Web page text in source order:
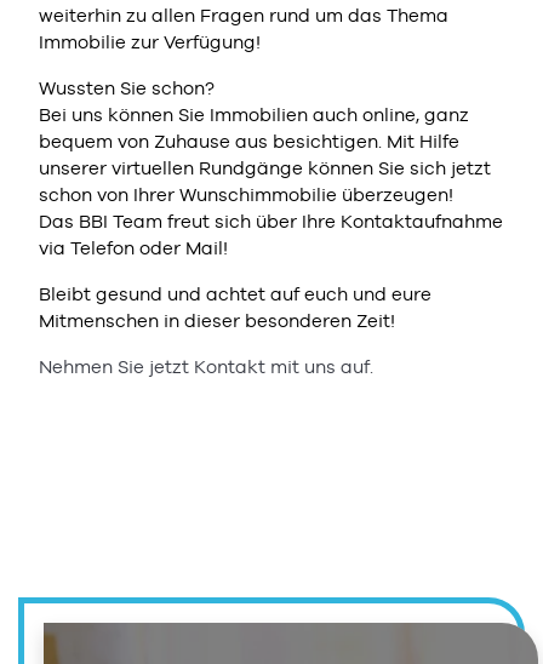
weiterhin zu allen Fragen rund um das Thema
Immobilie zur Verfügung!
Wussten Sie schon?
Bei uns können Sie Immobilien auch online, ganz
bequem von Zuhause aus besichtigen. Mit Hilfe
unserer virtuellen Rundgänge können Sie sich jetzt
schon von Ihrer Wunschimmobilie überzeugen!
Das BBI Team freut sich über Ihre Kontaktaufnahme
via Telefon oder Mail!
Bleibt gesund und achtet auf euch und eure
Mitmenschen in dieser besonderen Zeit!
Nehmen Sie jetzt Kontakt mit uns auf.